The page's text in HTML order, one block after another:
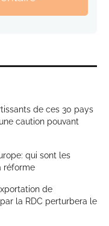
de ces 30 pays
caution pouvant
qui sont les
réforme
de
la RDC perturbera le